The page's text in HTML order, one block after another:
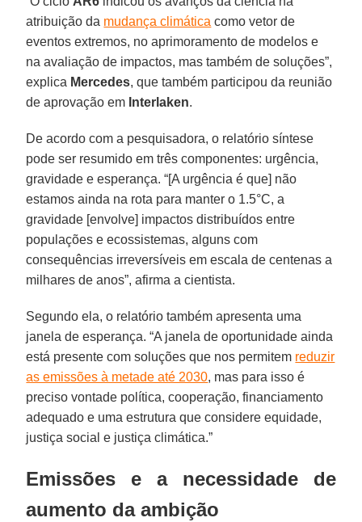
atribuição da mudança climática como vetor de
eventos extremos, no aprimoramento de modelos e
na avaliação de impactos, mas também de soluções”,
explica Mercedes, que também participou da reunião
de aprovação em Interlaken.
De acordo com a pesquisadora, o relatório síntese
pode ser resumido em três componentes: urgência,
gravidade e esperança. “[A urgência é que] não
estamos ainda na rota para manter o 1.5°C, a
gravidade [envolve] impactos distribuídos entre
populações e ecossistemas, alguns com
consequências irreversíveis em escala de centenas a
milhares de anos”, afirma a cientista.
Segundo ela, o relatório também apresenta uma
janela de esperança. “A janela de oportunidade ainda
está presente com soluções que nos permitem reduzir
as emissões à metade até 2030, mas para isso é
preciso vontade política, cooperação, financiamento
adequado e uma estrutura que considere equidade,
justiça social e justiça climática.”
Emissões e a necessidade de
aumento da ambição